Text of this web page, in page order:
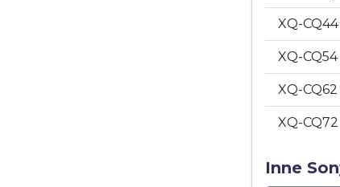
XQ-
XQ-CQ54
XQ-CQ62
XQ-CQ72
Inne